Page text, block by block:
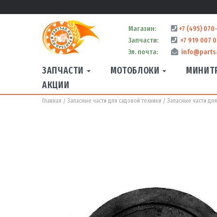
Магазин:
+7 (495)
Запчасти:
+7 919 007
Эл. почта:
ЗАПЧАСТИ МОТОБЛОКИ
АКЦИИ
Главная Запасные части для садовой техники Запасные части